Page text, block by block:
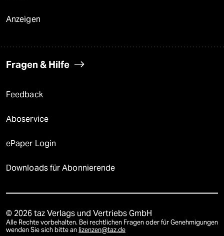
Anzeigen
Fragen & Hilfe
Feedback
Aboservice
ePaper Login
Downloads für Abonnierende
© 2026 taz Verlags und Vertriebs GmbH
Alle Rechte vorbehalten. Bei rechtlichen Fragen oder für Genehmigungen
wenden Sie sich bitte an lizenzen@taz.de